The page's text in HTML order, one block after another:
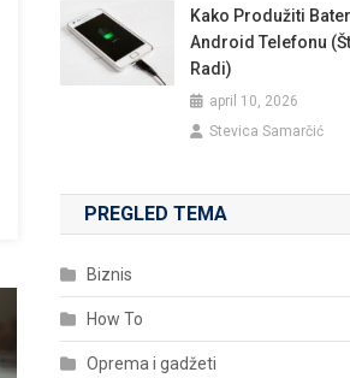
Kako Produžiti
Android Telefonu
Radi)
april 10, 2026
Stevica Samarčić
PREGLED TEMA
Biznis
How To
Oprema i gadžeti